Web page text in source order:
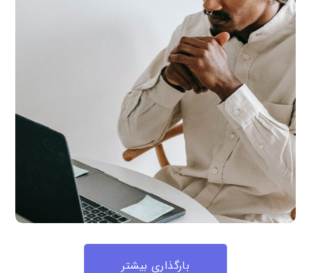
بارگذاری بیشتر